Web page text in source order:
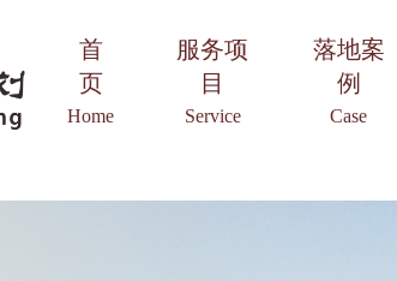
首
页
Home
服务项
目
Service
落地案
例
Case